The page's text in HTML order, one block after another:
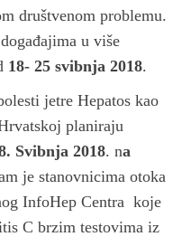
i
društvenom problemu.
u više
18- 25 svibnja 2018.
jetre Hepatos kao
planiraju
Svibnja 2018. na
je stanovnicima otoka
InfoHep Centra koje
C brzim testovima iz